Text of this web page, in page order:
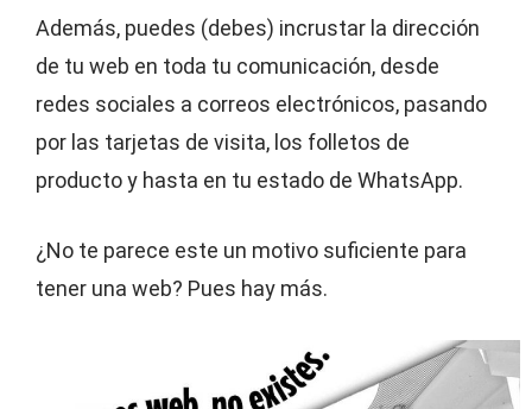
Además, puedes (debes) incrustar la dirección
de tu web en toda tu comunicación, desde
redes sociales a correos electrónicos, pasando
por las tarjetas de visita, los folletos de
producto y hasta en tu estado de WhatsApp.
¿No te parece este un motivo suficiente para
tener una web? Pues hay más.